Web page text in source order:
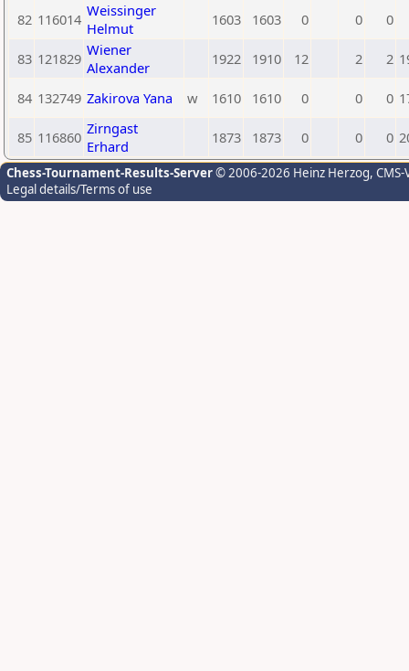
82 116014 Weissinger
Helmut
1603 1603 0 0 0
83 121829 Wiener
Alexander
1922 1910 12 2 2
84 132749 Zakirova Yana w 1610 1610 0 0 0
85 116860 Zirngast
Erhard
1873 1873 0 0 0
Chess-Tournament-Results-Server© 2006-2026 Heinz Herzog,
Legal details/Terms of use